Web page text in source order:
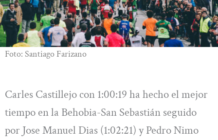
Foto: Santiago Farizano
Carles Castillejo con 1:00:19 ha hecho el mejor
tiempo en la Behobia-San Sebastián seguido
por Jose Manuel Dias (1:02:21) y Pedro Nimo